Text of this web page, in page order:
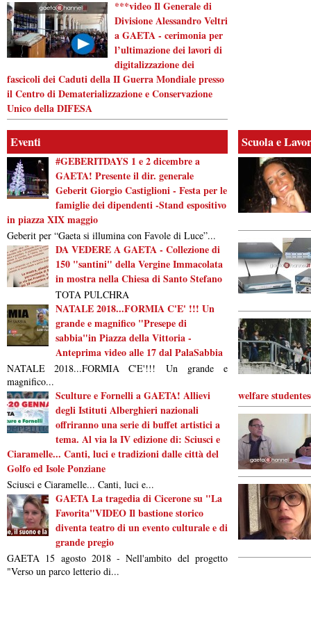
***video Il Generale di
Divisione Alessandro Veltri
a GAETA - cerimonia per
l’ultimazione dei lavori di
digitalizzazione dei
fascicoli dei Caduti della II Guerra Mondiale presso
il Centro di Dematerializzazione e Conservazione
Unico della DIFESA
Eventi
#GEBERITDAYS 1 e 2 dicembre a
GAETA! Presente il dir. generale
Geberit Giorgio Castiglioni - Festa per le
famiglie dei dipendenti -Stand espositivo
in piazza XIX maggio
Geberit per “Gaeta si illumina con Favole di Luce”...
DA VEDERE A GAETA - Collezione di
150 "santini" della Vergine Immacolata
in mostra nella Chiesa di Santo Stefano
TOTA PULCHRA
NATALE 2018...FORMIA C'E' !!! Un
grande e magnifico "Presepe di
sabbia"in Piazza della Vittoria -
Anteprima video alle 17 dal PalaSabbia
NATALE 2018...FORMIA C'E'!!! Un grande e
magnifico...
Sculture e Fornelli a GAETA! Allievi
degli Istituti Alberghieri nazionali
offriranno una serie di buffet artistici a
tema. Al via la IV edizione di: Sciusci e
Ciaramelle... Canti, luci e tradizioni dalle città del
Golfo ed Isole Ponziane
Sciusci e Ciaramelle... Canti, luci e...
GAETA La tragedia di Cicerone su "La
Favorita"VIDEO Il bastione storico
diventa teatro di un evento culturale e di
grande pregio
GAETA 15 agosto 2018 - Nell'ambito del progetto
"Verso un parco letterio di...
Scuola e
welfare